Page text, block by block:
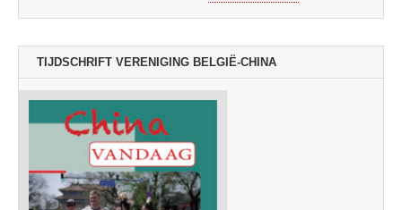
TIJDSCHRIFT VERENIGING BELGIË-CHINA